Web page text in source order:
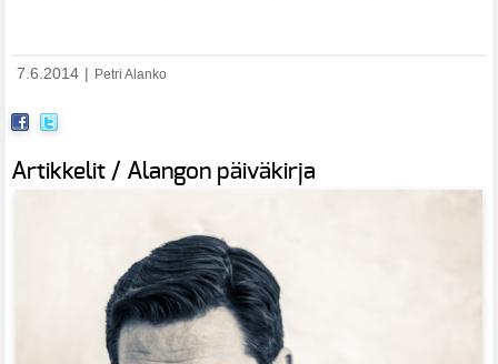
7.6.2014 | Petri Alanko
Artikkelit / Alangon päiväkirja